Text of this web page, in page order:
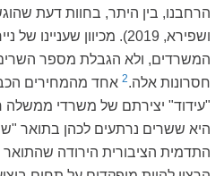
הרחבנו, בין היתר, בחוות דעת
ושפירא, 2019). מכיוון
המשרדים, ולא הגבלת מספר
חסרונות אלה.2 אחד מהמחירים
"עידוד" יצירתם של משרדי ממשלה
היא ששרים נרתעים לכהן בתואר
התדמית הציבורית הירודה שהתואר